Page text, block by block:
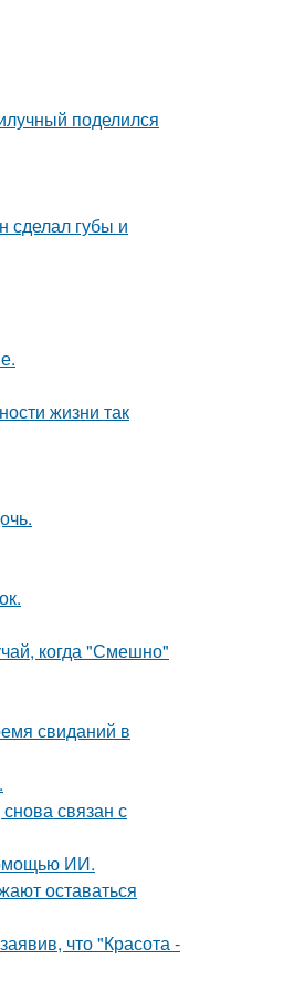
поделился
сделал губы и
жизни так
когда "Смешно"
свиданий в
связан с
ИИ.
оставаться
что "Красота -